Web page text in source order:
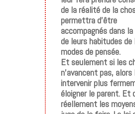
de la réalité de la
permettra d’être
accompagnés dans
de leurs habitudes de
modes de pensée.
Et seulement si les
n’avancent pas, alors
intervenir plus
éloigner le parent. Et
réellement les